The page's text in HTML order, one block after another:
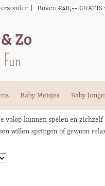
| Boven €40,-- GRATIS
Baby Meisjes Baby
volop kunnen spelen en
willen springen of gewoon